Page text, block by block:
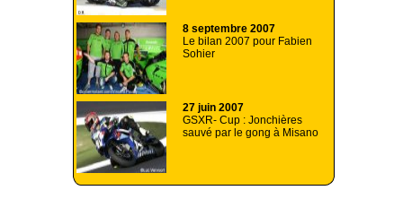
8 septembre 2007
Le bilan 2007 pour Fabien
Sohier
27 juin 2007
GSXR- Cup : Jonchières
sauvé par le gong à Misano